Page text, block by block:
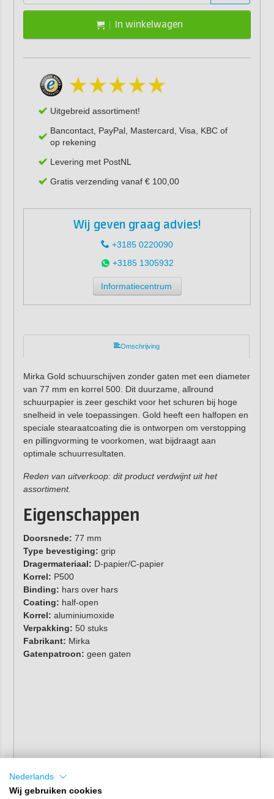
In winkelwagen
Uitgebreid assortiment!
Bancontact, PayPal, Mastercard, Visa, KBC of
op rekening
Levering met PostNL
Gratis verzending vanaf € 100,00
Wij geven graag advies!
+3185 0220090
+3185 1305932
Informatiecentrum
Omschrijving
Mirka Gold schuurschijven zonder gaten met een diameter
van 77 mm en korrel 500. Dit duurzame, allround
schuurpapier is zeer geschikt voor het schuren bij hoge
snelheid in vele toepassingen. Gold heeft een halfopen en
speciale stearaatcoating die is ontworpen om verstopping
en pillingvorming te voorkomen, wat bijdraagt aan
optimale schuurresultaten.
Reden van uitverkoop: dit product verdwijnt uit het
assortiment.
Eigenschappen
Doorsnede: 77 mm
Type bevestiging: grip
Dragermateriaal: D-papier/C-papier
Korrel: P500
Binding: hars over hars
Coating: half-open
Korrel: aluminiumoxide
Verpakking: 50 stuks
Fabrikant: Mirka
Gatenpatroon: geen gaten
Nederlands
Wij gebruiken cookies